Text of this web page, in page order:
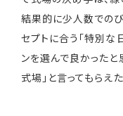
結果的に少人数での
セプトに合う「特別な
ンを選んで良かったと
式場」と言ってもらえ